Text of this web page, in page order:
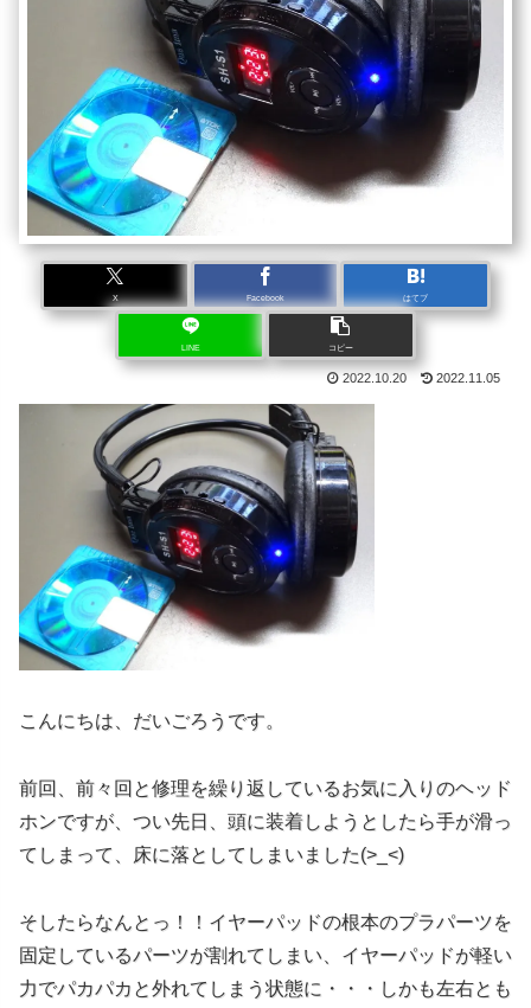
X Facebook はてブ
LINE コピー
2022.10.20 2022.11.05
こんにちは、だいごろうです。
前回、前々回と修理を繰り返しているお気に入りのヘッド
ホンですが、つい先日、頭に装着しようとしたら手が滑っ
てしまって、床に落としてしまいました(>_<)
そしたらなんとっ！！イヤーパッドの根本のプラパーツを
固定しているパーツが割れてしまい、イヤーパッドが軽い
力でパカパカと外れてしまう状態に・・・しかも左右とも